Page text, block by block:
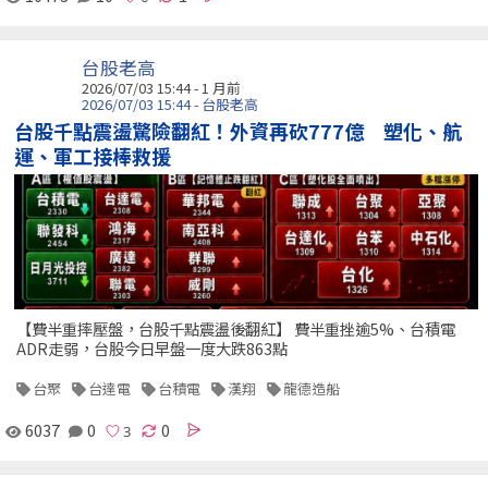
台股老高
2026/07/03 15:44 - 1 月前
2026/07/03 15:44 - 台股老高
台股千點震盪驚險翻紅！外資再砍777億 塑化、航
運、軍工接棒救援
【費半重摔壓盤，台股千點震盪後翻紅】 費半重挫逾5%、台積電
ADR走弱，台股今日早盤一度大跌863點
台聚 台達電 台積電 漢翔 龍德造船
6037 0 0